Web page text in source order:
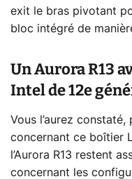
exit le bras pivotant
bloc intégré de
Un Aurora R13
Intel de 12e
Vous l’aurez
concernant ce boîtier
l’Aurora R13 restent
concernant les